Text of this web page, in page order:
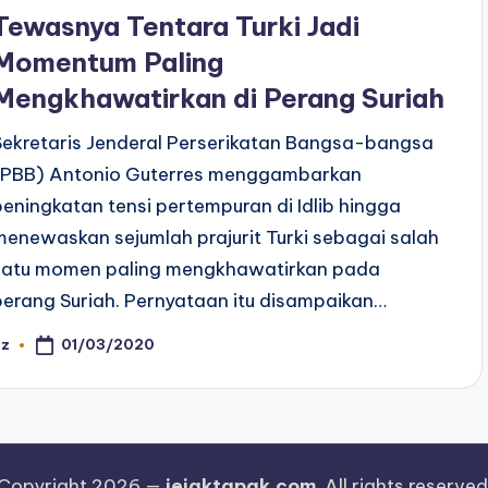
Tentara Turki Jadi
Paling
di Perang Suriah
Jenderal Perserikatan Bangsa-bangsa
Antonio Guterres menggambarkan
tensi pertempuran di Idlib hingga
sejumlah prajurit Turki sebagai salah
momen paling mengkhawatirkan pada
Suriah. Pernyataan itu disampaikan…
01/03/2020